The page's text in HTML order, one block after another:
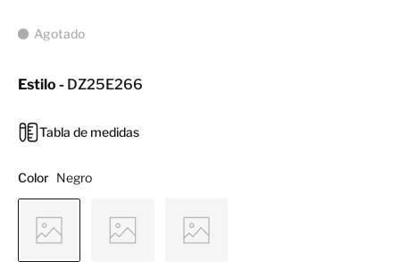
Agotado
Estilo - DZ25E266
Tabla de medidas
Color Negro